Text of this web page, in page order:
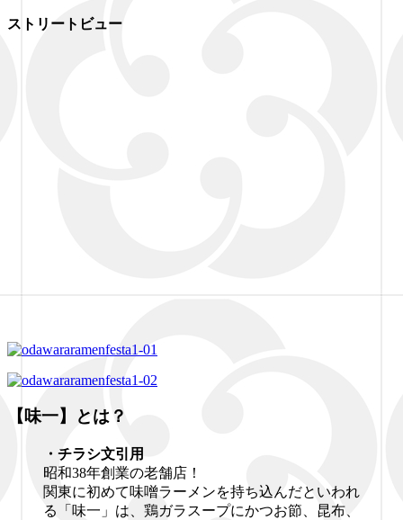
ストリートビュー
【味一】とは？
・チラシ文引用
昭和38年創業の老舗店！
関東に初めて味噌ラーメンを持ち込んだといわれ
る「味一」は、鶏ガラスープにかつお節、昆布、